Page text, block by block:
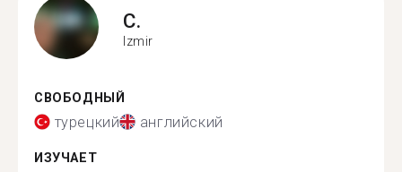
C.
Izmir
СВОБОДНЫЙ
турецкий английский
ИЗУЧАЕТ